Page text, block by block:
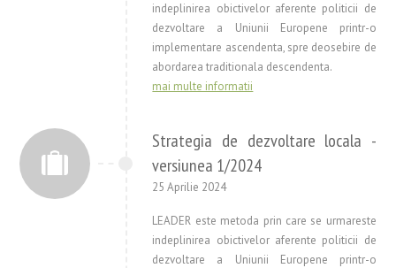
indeplinirea obictivelor aferente politicii de
dezvoltare a Uniunii Europene printr-o
implementare ascendenta, spre deosebire de
abordarea traditionala descendenta.
mai multe informatii
Strategia de dezvoltare locala -
versiunea 1/2024
25 Aprilie 2024
LEADER este metoda prin care se urmareste
indeplinirea obictivelor aferente politicii de
dezvoltare a Uniunii Europene printr-o